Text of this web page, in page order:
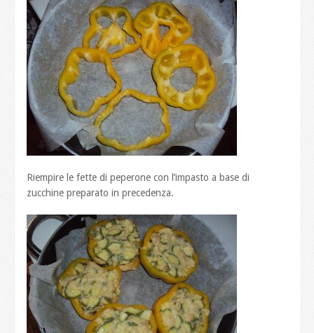
Riempire le fette di peperone con l’impasto a base di
zucchine preparato in precedenza.